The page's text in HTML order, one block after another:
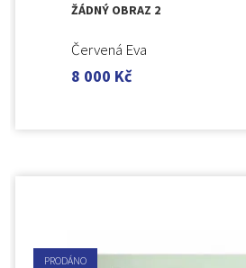
ŽÁDNÝ OBRAZ 2
Červená Eva
8 000 Kč
PRODÁNO